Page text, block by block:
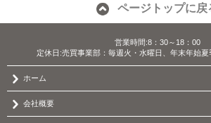
ページトップに戻
営業時間:8：30～18：00
定休日:売買事業部：毎週火・水曜日、年末年始夏
ホーム
会社概要